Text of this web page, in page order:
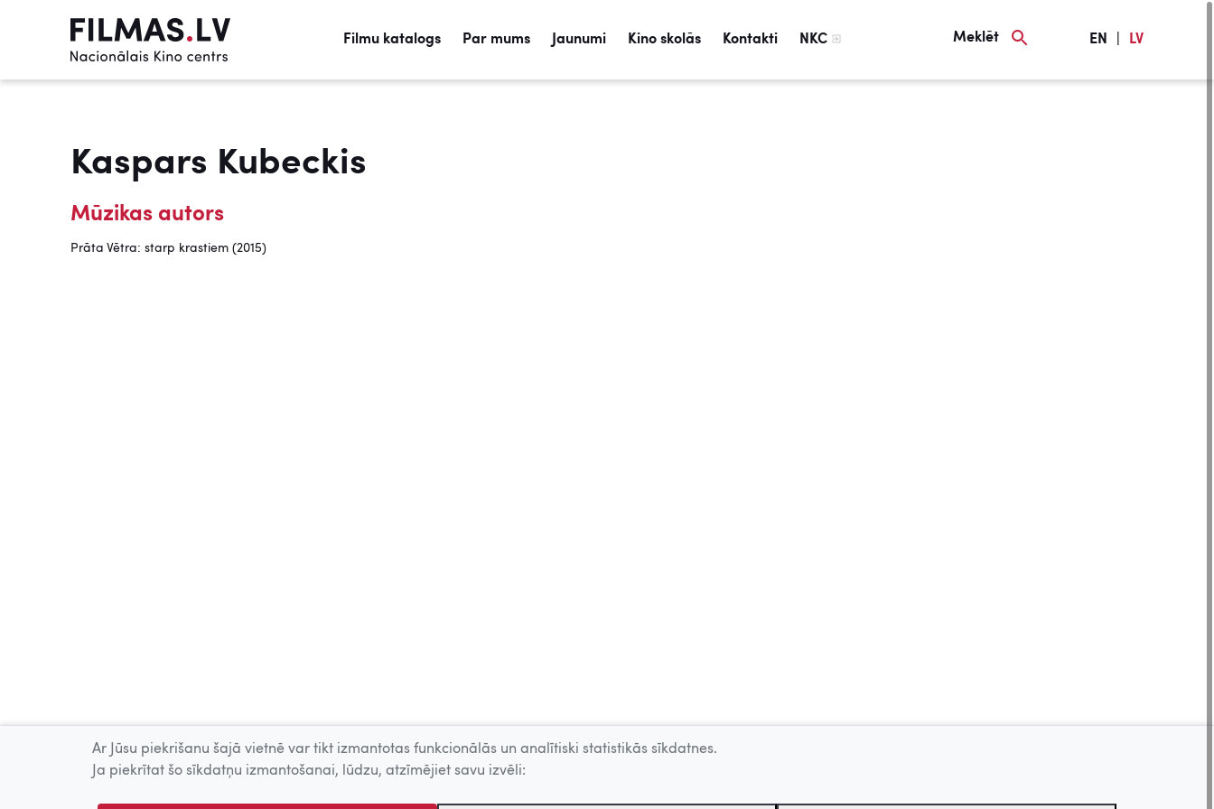
Filmu katalogs Par mums Jaunumi Kino skolās Kontakti NKC Meklēt EN LV
Kaspars Kubeckis
Mūzikas autors
Prāta Vētra: starp krastiem (2015)
Ar Jūsu piekrišanu šajā vietnē var tikt izmantotas funkcionālās un analītiski statistikās sīkdatnes.
Ja piekrītat šo sīkdatņu izmantošanai, lūdzu, atzīmējiet savu izvēli: